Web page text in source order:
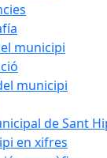
municipi
municipi
de Sant
en xifres